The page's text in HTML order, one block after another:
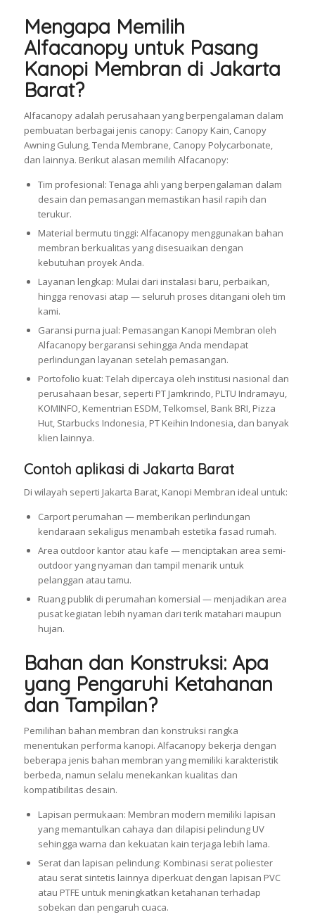
Mengapa Memilih
Alfacanopy untuk Pasang
Kanopi Membran di Jakarta
Barat?
Alfacanopy adalah perusahaan yang berpengalaman dalam
pembuatan berbagai jenis canopy: Canopy Kain, Canopy
Awning Gulung, Tenda Membrane, Canopy Polycarbonate,
dan lainnya. Berikut alasan memilih Alfacanopy:
Tim profesional: Tenaga ahli yang berpengalaman dalam
desain dan pemasangan memastikan hasil rapih dan
terukur.
Material bermutu tinggi: Alfacanopy menggunakan bahan
membran berkualitas yang disesuaikan dengan
kebutuhan proyek Anda.
Layanan lengkap: Mulai dari instalasi baru, perbaikan,
hingga renovasi atap — seluruh proses ditangani oleh tim
kami.
Garansi purna jual: Pemasangan Kanopi Membran oleh
Alfacanopy bergaransi sehingga Anda mendapat
perlindungan layanan setelah pemasangan.
Portofolio kuat: Telah dipercaya oleh institusi nasional dan
perusahaan besar, seperti PT Jamkrindo, PLTU Indramayu,
KOMINFO, Kementrian ESDM, Telkomsel, Bank BRI, Pizza
Hut, Starbucks Indonesia, PT Keihin Indonesia, dan banyak
klien lainnya.
Contoh aplikasi di Jakarta Barat
Di wilayah seperti Jakarta Barat, Kanopi Membran ideal untuk:
Carport perumahan — memberikan perlindungan
kendaraan sekaligus menambah estetika fasad rumah.
Area outdoor kantor atau kafe — menciptakan area semi-
outdoor yang nyaman dan tampil menarik untuk
pelanggan atau tamu.
Ruang publik di perumahan komersial — menjadikan area
pusat kegiatan lebih nyaman dari terik matahari maupun
hujan.
Bahan dan Konstruksi: Apa
yang Pengaruhi Ketahanan
dan Tampilan?
Pemilihan bahan membran dan konstruksi rangka
menentukan performa kanopi. Alfacanopy bekerja dengan
beberapa jenis bahan membran yang memiliki karakteristik
berbeda, namun selalu menekankan kualitas dan
kompatibilitas desain.
Lapisan permukaan: Membran modern memiliki lapisan
yang memantulkan cahaya dan dilapisi pelindung UV
sehingga warna dan kekuatan kain terjaga lebih lama.
Serat dan lapisan pelindung: Kombinasi serat poliester
atau serat sintetis lainnya diperkuat dengan lapisan PVC
atau PTFE untuk meningkatkan ketahanan terhadap
sobekan dan pengaruh cuaca.